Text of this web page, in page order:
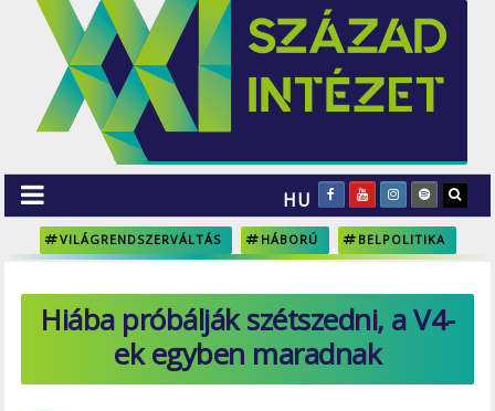
HU
VILÁGRENDSZERVÁLTÁS HÁBORÚ BELPOLITIKA
Hiába próbálják szétszedni, a V4-
ek egyben maradnak